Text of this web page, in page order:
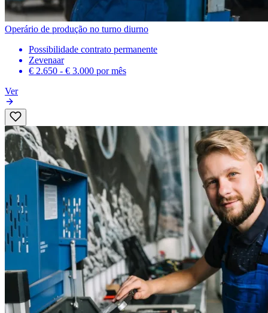
Operário de produção no turno diurno
Possibilidade contrato permanente
Zevenaar
€ 2.650 - € 3.000 por mês
Ver